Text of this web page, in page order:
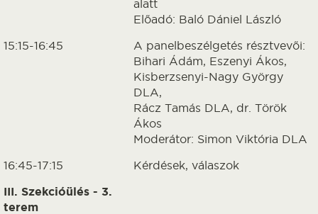
alatt
Előadó: Baló Dániel László
15:15-16:45
A panelbeszélgetés résztvevői:
Bihari Ádám, Eszenyi Ákos,
Kisberzsenyi-Nagy György
DLA,
Rácz Tamás DLA, dr. Török
Ákos
Moderátor: Simon Viktória DLA
16:45-17:15 Kérdések, válaszok
III. Szekcióülés - 3.
terem